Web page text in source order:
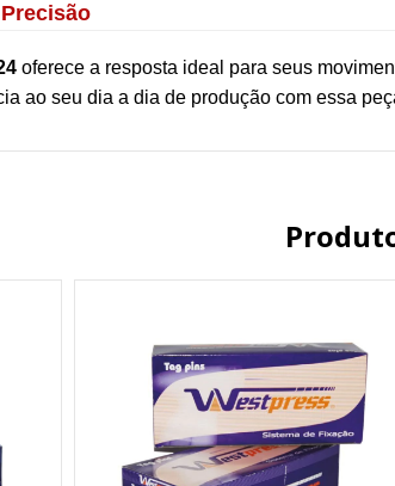
oferece a resposta ideal para seus
ao seu dia a dia de produção com essa